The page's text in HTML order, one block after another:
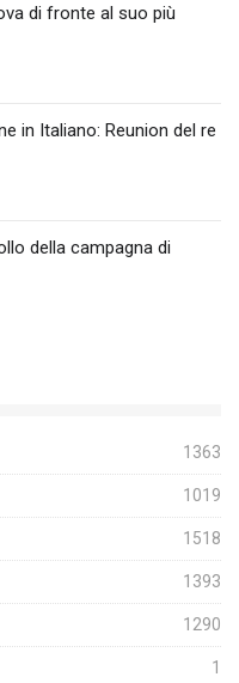
di fronte al suo più
in Italiano: Reunion del re
della campagna di
1363
1019
1518
1393
1290
1